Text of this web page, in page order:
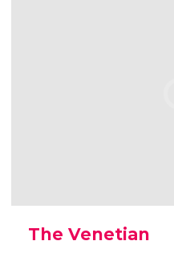
The Venetian